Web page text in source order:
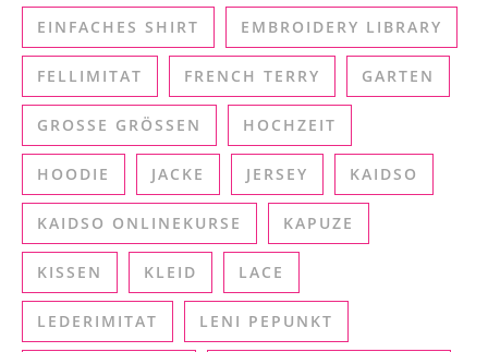
EINFACHES SHIRT EMBROIDERY LIBRARY
FELLIMITAT FRENCH TERRY GARTEN
GROSSE GRÖSSEN HOCHZEIT
HOODIE JACKE JERSEY KAIDSO
KAIDSO ONLINEKURSE KAPUZE
KISSEN KLEID LACE
LEDERIMITAT LENI PEPUNKT